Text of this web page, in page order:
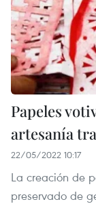
Papeles
artesanía
22/05/2022 10:17
La creación de
preservado de